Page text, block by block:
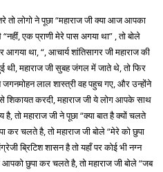
तो लोगो ने पूछा “महाराज जी क्या आज आपका
एक प्राणी मेरे पास अगया था” , तो बोले
आगया था, “, आचार्य शांतिसागर जी महाराज की
थी, महाराज जी सुबह जंगल में जाते थे, तो फिर
लाल शास्त्री वह पहुच गए, और उन्होंने
शिकायत करदी, महाराज जी ये लोग आपके साथ
तो महाराज जी ने पूछा “क्या बात है क्यों चलते
कर चलते है, तो महाराज जी बोले “मेरे को छुपा
ब्रिटिश शासन है तो यहाँ पर कोई भी नग्न
छुपा कर चलते है, तो महाराज जी बोले “जब